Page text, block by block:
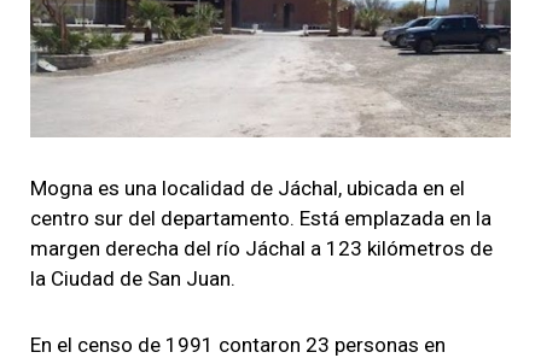
Mogna es una localidad de Jáchal, ubicada en el
centro sur del departamento. Está emplazada en la
margen derecha del río Jáchal a 123 kilómetros de
la Ciudad de San Juan.
En el censo de 1991 contaron 23 personas en